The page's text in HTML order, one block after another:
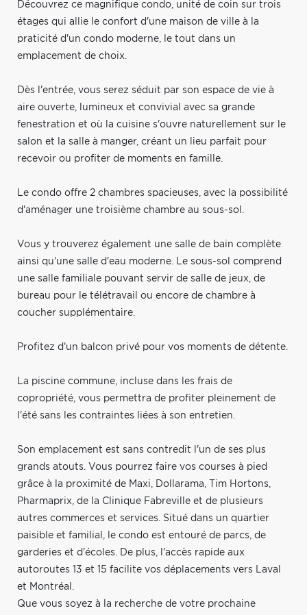
Découvrez ce magnifique condo, unité de coin sur trois
étages qui allie le confort d'une maison de ville à la
praticité d'un condo moderne, le tout dans un
emplacement de choix.
Dès l'entrée, vous serez séduit par son espace de vie à
aire ouverte, lumineux et convivial avec sa grande
fenestration et où la cuisine s'ouvre naturellement sur le
salon et la salle à manger, créant un lieu parfait pour
recevoir ou profiter de moments en famille.
Le condo offre 2 chambres spacieuses, avec la possibilité
d'aménager une troisième chambre au sous-sol.
Vous y trouverez également une salle de bain complète
ainsi qu'une salle d'eau moderne. Le sous-sol comprend
une salle familiale pouvant servir de salle de jeux, de
bureau pour le télétravail ou encore de chambre à
coucher supplémentaire.
Profitez d'un balcon privé pour vos moments de détente.
La piscine commune, incluse dans les frais de
copropriété, vous permettra de profiter pleinement de
l'été sans les contraintes liées à son entretien.
Son emplacement est sans contredit l'un de ses plus
grands atouts. Vous pourrez faire vos courses à pied
grâce à la proximité de Maxi, Dollarama, Tim Hortons,
Pharmaprix, de la Clinique Fabreville et de plusieurs
autres commerces et services. Situé dans un quartier
paisible et familial, le condo est entouré de parcs, de
garderies et d'écoles. De plus, l'accès rapide aux
autoroutes 13 et 15 facilite vos déplacements vers Laval
et Montréal.
Que vous soyez à la recherche de votre prochaine